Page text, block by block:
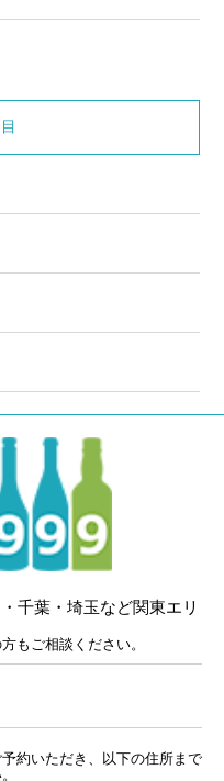
千葉・埼玉など関東エリ
もご相談ください。
約いただき、以下の住所まで